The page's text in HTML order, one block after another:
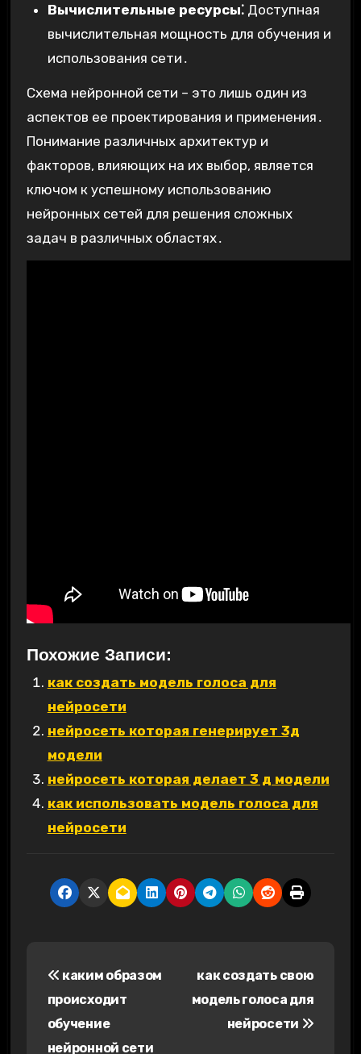
Вычислительные ресурсы⁚Доступная
вычислительная мощность для обучения и
использования сети․
Схема нейронной сети – это лишь один из
аспектов ее проектирования и применения․
Понимание различных архитектур и
факторов, влияющих на их выбор, является
ключом к успешному использованию
нейронных сетей для решения сложных
задач в различных областях․
Похожие Записи:
как создать модель голоса для
нейросети
нейросеть которая генерирует 3д
модели
нейросеть которая делает 3 д модели
как использовать модель голоса для
нейросети
каким образом
происходит
обучение
нейронной сети
как создать свою
модель голоса для
нейросети